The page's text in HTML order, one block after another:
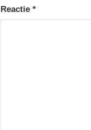
Reactie *